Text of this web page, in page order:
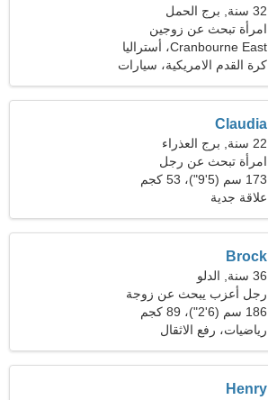
32 سنة, برج الحمل
امرأة تبحث عن زوجين
Cranbourne East، أستراليا
كرة القدم الامريكية، سيارات
Claudia
22 سنة, برج العذراء
امرأة تبحث عن رجل
173 سم (5'9")، 53 كجم
(116 رطلا)
علاقة جدية
Brock
36 سنة, الدلو
رجل أعزب يبحث عن زوجة
186 سم (6'2")، 89 كجم
(196 رطل)رياضيات، رفع الاثقال
Henry